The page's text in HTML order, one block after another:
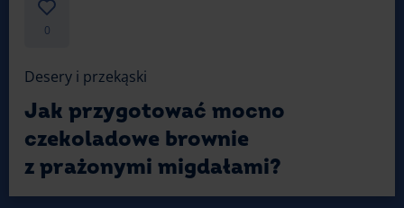
0
Desery i przekąski
Jak przygotować mocno
czekoladowe brownie
z prażonymi migdałami?